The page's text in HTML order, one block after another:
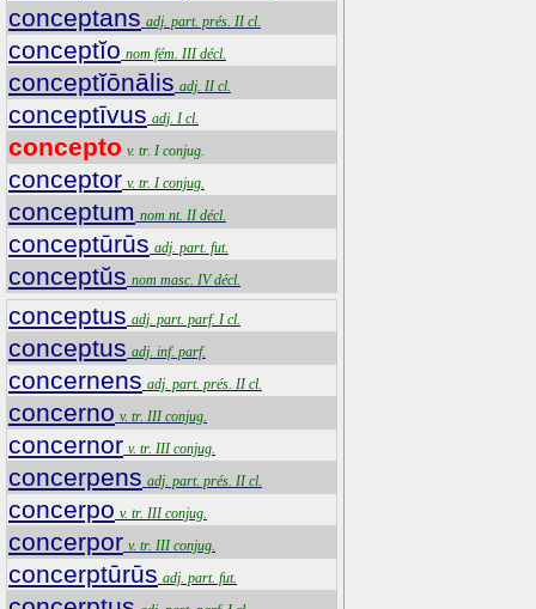
conceptans adj. part. prés. II cl.
conceptĭo nom fém. III décl.
conceptĭōnālis adj. II cl.
conceptīvus adj. I cl.
concepto v. tr. I conjug.
conceptor v. tr. I conjug.
conceptum nom nt. II décl.
conceptūrūs adj. part. fut.
conceptŭs nom masc. IV décl.
conceptus adj. part. parf. I cl.
conceptus adj. inf. parf.
concernens adj. part. prés. II cl.
concerno v. tr. III conjug.
concernor v. tr. III conjug.
concerpens adj. part. prés. II cl.
concerpo v. tr. III conjug.
concerpor v. tr. III conjug.
concerptūrūs adj. part. fut.